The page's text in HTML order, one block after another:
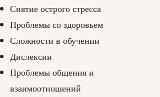
Снятие острого стресса
Проблемы со здоровьем
Сложности в обучении
Дислексии
Проблемы общения и
взаимоотношений